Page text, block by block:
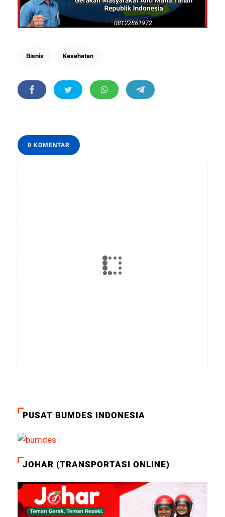
Bisnis Kesehatan
0 KOMENTAR
PUSAT BUMDES INDONESIA
JOHAR (TRANSPORTASI ONLINE)